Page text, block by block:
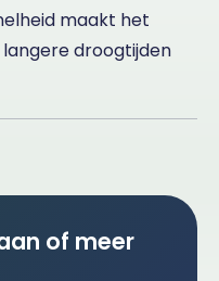
maakt het
droogtijden
of meer